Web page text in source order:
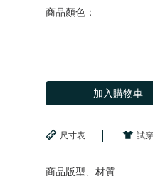
商品顏色：
加入購物車
尺寸表 試
商品版型、材質